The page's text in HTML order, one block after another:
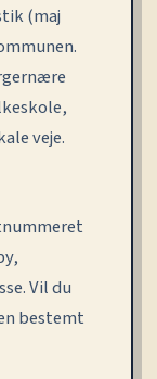
(maj
veje.
Vil du
bestemt